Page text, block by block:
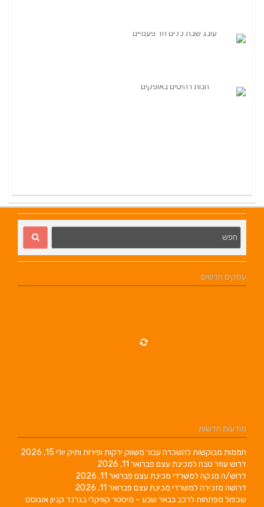
עסקים חדשים
מודעות חדשות
חממות מבוקשות להשכרה עבור משווק ירקות ופירות ותיק יולי 15, 2026
דרוש עוזר טבח למכינת עצם פברואר 11, 2026
דרוש/ה מנקה למשרדי מכינת עצם פברואר 11, 2026
דרושה מזכירה למשרדי מכינת עצם פברואר 11, 2026
שכפול מפתחות לרכב בבאר שבע – מיסטר קוויקלי בגרנד קניוןאוגוסט